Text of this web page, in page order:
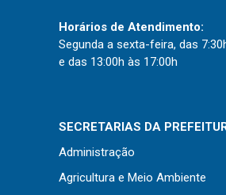
Concursos
Instruções Normativas
Leis, Decretos e Portarias
Horários de Atendimento:
Segunda a sexta-feira, das
e das 13:00h às 17:00h
SECRETARIAS DA
Administração
Agricultura e Meio Ambiente